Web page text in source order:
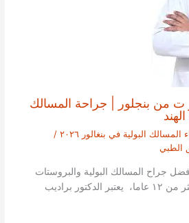
ت من بنجلور | جراحة المسالك
البولية في بنغالور ٢٠٢٦
/
الطبي
جراح المسالك البولية والبروستات
في بنغالور. مع خبرة أكثر من ١٢ عاما، يعتبر الدكتور براديب